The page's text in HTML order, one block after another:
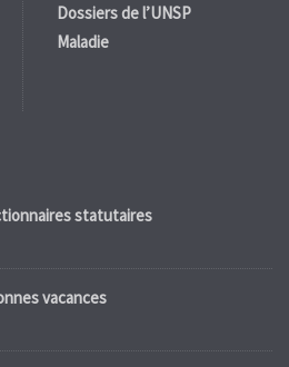
Dossiers de l’UNSP
Maladie
statutaires
vacances